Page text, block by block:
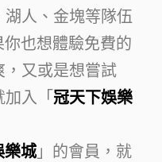
人、金塊等隊伍
也想體驗免費的
，又或是想嘗試
加入「 冠天下娛樂
樂城」的會員，就